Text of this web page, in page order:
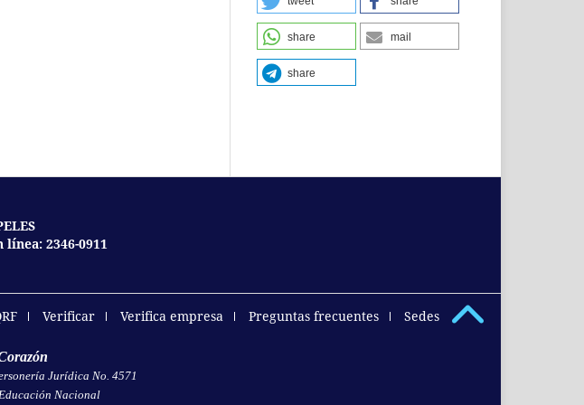
share mail
share
línea: 2346-0911
Verificar Verifica empresa Preguntas frecuentes Sedes
Jurídica No. 4571
Nacional